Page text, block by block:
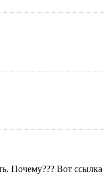
Почему??? Вот ссылка